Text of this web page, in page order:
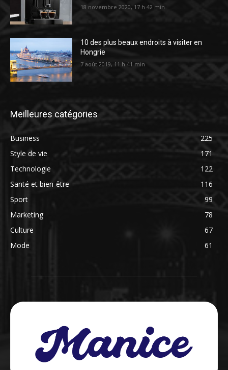
18 novembre 2020, 17 h 42 min
10 des plus beaux endroits à visiter en
Hongrie
7 août 2019, 11 h 41 min
Meilleures catégories
Business
225
Style de vie
171
Technologie
122
Santé et bien-être
116
Sport
99
Marketing
78
Culture
67
Mode
61